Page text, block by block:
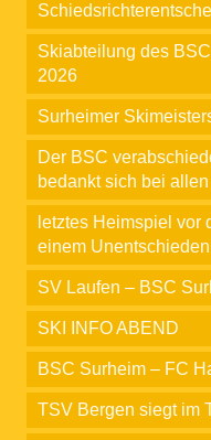
Skiabteilung des
2026
Surheimer
Der BSC
bedankt sich bei
letztes Heimspiel vor
einem
SV Laufen – BSC
SKI INFO ABEND
BSC Surheim – FC
TSV Bergen siegt im